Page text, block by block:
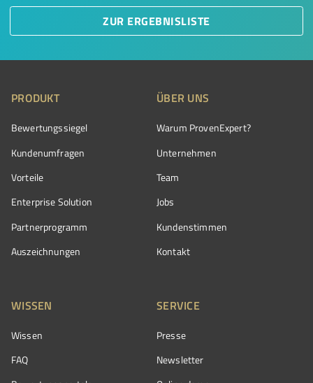
ZUR ERGEBNISLISTE
PRODUKT
Bewertungssiegel
Kundenumfragen
Vorteile
Enterprise Solution
Partnerprogramm
Auszeichnungen
ÜBER UNS
Warum ProvenExpert?
Unternehmen
Team
Jobs
Kundenstimmen
Kontakt
WISSEN
Wissen
FAQ
SERVICE
Presse
Newsletter